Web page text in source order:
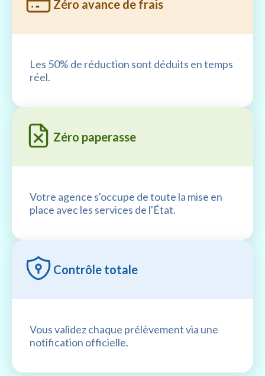
Zéro avance de frais
Les 50% de réduction sont déduits en temps
réel.
Zéro paperasse
Votre agence s'occupe de toute la mise en
place avec les services de l'État.
Contrôle totale
Vous validez chaque prélèvement via une
notification officielle.